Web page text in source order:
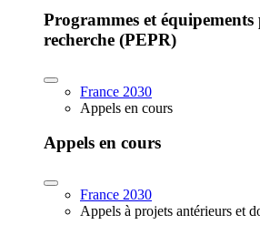
Programmes et
recherche (PEPR)
France 2030
Appels en cours
Appels en cours
France 2030
Appels à projets antérieurs et